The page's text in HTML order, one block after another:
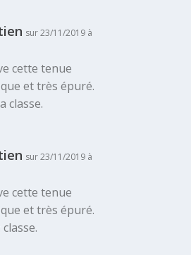
sur 23/11/2019 à
cette tenue
et très épuré.
classe.
sur 23/11/2019 à
cette tenue
et très épuré.